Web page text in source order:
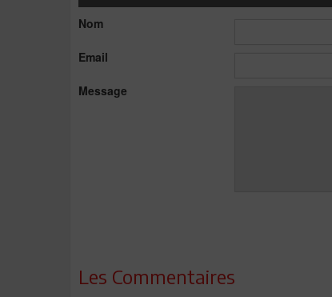
Nom
Email
Message
Les Commentaires